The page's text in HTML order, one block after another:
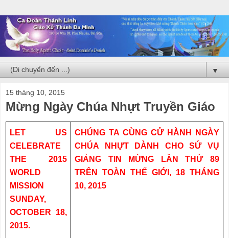
▼
15 tháng 10, 2015
Mừng Ngày Chúa Nhựt Truyền Giáo
LET US
CELEBRATE
THE 2015
WORLD
MISSION
SUNDAY,
OCTOBER 18,
2015.
CHÚNG TA CÙNG CỬ HÀNH NGÀY
CHÚA NHỰT DÀNH CHO SỨ VỤ
GIẢNG TIN MỪNG LẦN THỨ 89
TRÊN TOÀN THẾ GIỚI, 18 THÁNG
10, 2015